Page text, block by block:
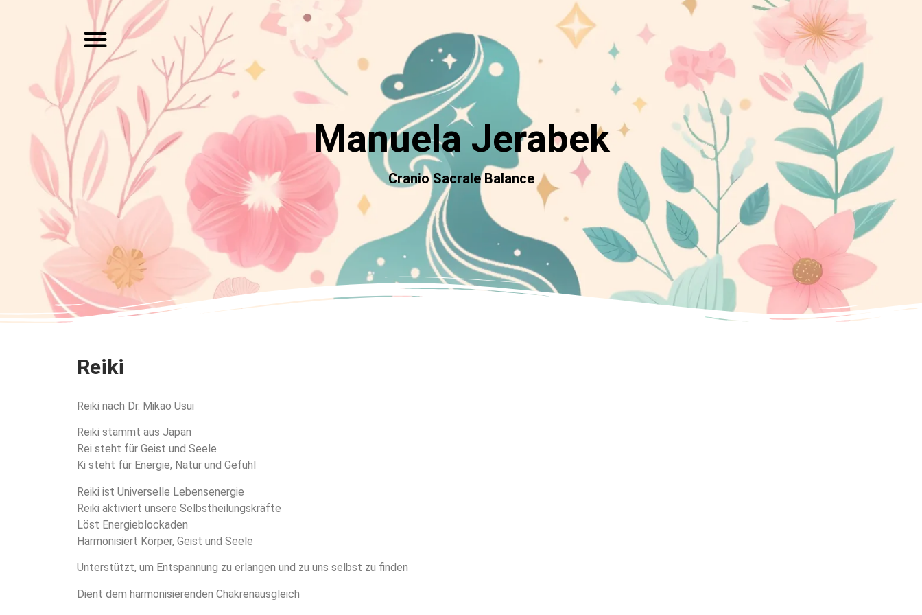
Manuela Jerabek
Cranio Sacrale Balance
Reiki
Reiki nach Dr. Mikao Usui
Reiki stammt aus Japan
Rei steht für Geist und Seele
Ki steht für Energie, Natur und Gefühl
Reiki ist Universelle Lebensenergie
Reiki aktiviert unsere Selbstheilungskräfte
Löst Energieblockaden
Harmonisiert Körper, Geist und Seele
Unterstützt, um Entspannung zu erlangen und zu uns selbst zu finden
Dient dem harmonisierenden Chakrenausgleich